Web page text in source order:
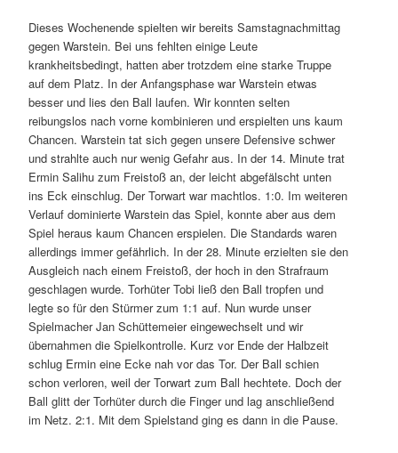
Dieses Wochenende spielten wir bereits Samstagnachmittag
gegen Warstein. Bei uns fehlten einige Leute
krankheitsbedingt, hatten aber trotzdem eine starke Truppe
auf dem Platz. In der Anfangsphase war Warstein etwas
besser und lies den Ball laufen. Wir konnten selten
reibungslos nach vorne kombinieren und erspielten uns kaum
Chancen. Warstein tat sich gegen unsere Defensive schwer
und strahlte auch nur wenig Gefahr aus. In der 14. Minute trat
Ermin Salihu zum Freistoß an, der leicht abgefälscht unten
ins Eck einschlug. Der Torwart war machtlos. 1:0. Im weiteren
Verlauf dominierte Warstein das Spiel, konnte aber aus dem
Spiel heraus kaum Chancen erspielen. Die Standards waren
allerdings immer gefährlich. In der 28. Minute erzielten sie den
Ausgleich nach einem Freistoß, der hoch in den Strafraum
geschlagen wurde. Torhüter Tobi ließ den Ball tropfen und
legte so für den Stürmer zum 1:1 auf. Nun wurde unser
Spielmacher Jan Schüttemeier eingewechselt und wir
übernahmen die Spielkontrolle. Kurz vor Ende der Halbzeit
schlug Ermin eine Ecke nah vor das Tor. Der Ball schien
schon verloren, weil der Torwart zum Ball hechtete. Doch der
Ball glitt der Torhüter durch die Finger und lag anschließend
im Netz. 2:1. Mit dem Spielstand ging es dann in die Pause.